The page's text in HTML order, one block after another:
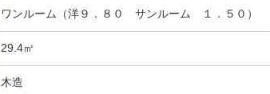
ワンルーム（洋９．８０ サンルーム １．５０）
29.4㎡
木造